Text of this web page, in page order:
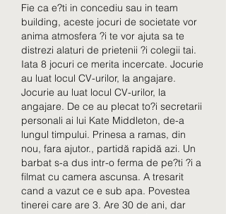
Fie ca e?ti in concediu sau in team
building, aceste jocuri de societate vor
anima atmosfera ?i te vor ajuta sa te
distrezi alaturi de prietenii ?i colegii tai.
Iata 8 jocuri ce merita incercate. Jocurie
au luat locul CV-urilor, la angajare.
Jocurie au luat locul CV-urilor, la
angajare. De ce au plecat to?i secretarii
personali ai lui Kate Middleton, de-a
lungul timpului. Prinesa a ramas, din
nou, fara ajutor., partidă rapidă azi. Un
barbat s-a dus intr-o ferma de pe?ti ?i a
filmat cu camera ascunsa. A tresarit
cand a vazut ce e sub apa. Povestea
tinerei care are 3. Are 30 de ani, dar